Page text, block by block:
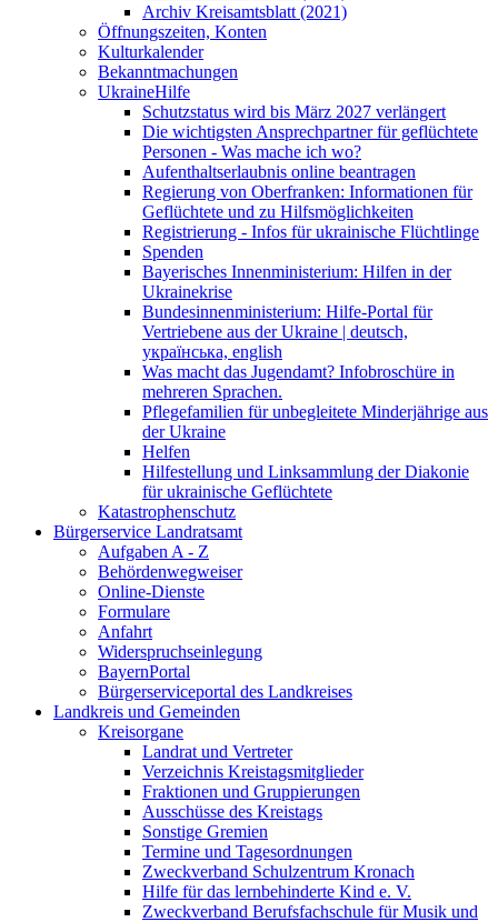
Archiv Kreisamtsblatt (2021)
Öffnungszeiten, Konten
Kulturkalender
Bekanntmachungen
UkraineHilfe
Schutzstatus wird bis März 2027 verlängert
Die wichtigsten Ansprechpartner für geflüchtete
Personen - Was mache ich wo?
Aufenthaltserlaubnis online beantragen
Regierung von Oberfranken: Informationen für
Geflüchtete und zu Hilfsmöglichkeiten
Registrierung - Infos für ukrainische Flüchtlinge
Spenden
Bayerisches Innenministerium: Hilfen in der
Ukrainekrise
Bundesinnenministerium: Hilfe-Portal für
Vertriebene aus der Ukraine | deutsch,
українська, english
Was macht das Jugendamt? Infobroschüre in
mehreren Sprachen.
Pflegefamilien für unbegleitete Minderjährige aus
der Ukraine
Helfen
Hilfestellung und Linksammlung der Diakonie
für ukrainische Geflüchtete
Katastrophenschutz
Bürgerservice Landratsamt
Aufgaben A - Z
Behördenwegweiser
Online-Dienste
Formulare
Anfahrt
Widerspruchseinlegung
BayernPortal
Bürgerserviceportal des Landkreises
Landkreis und Gemeinden
Kreisorgane
Landrat und Vertreter
Verzeichnis Kreistagsmitglieder
Fraktionen und Gruppierungen
Ausschüsse des Kreistags
Sonstige Gremien
Termine und Tagesordnungen
Zweckverband Schulzentrum Kronach
Hilfe für das lernbehinderte Kind e. V.
Zweckverband Berufsfachschule für Musik und